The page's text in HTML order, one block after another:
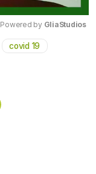
Mute
Powered by GliaStudios
covid 19